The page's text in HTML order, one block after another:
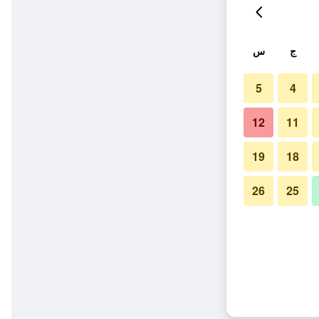
ج س
4
5
11
12
18
19
25
26